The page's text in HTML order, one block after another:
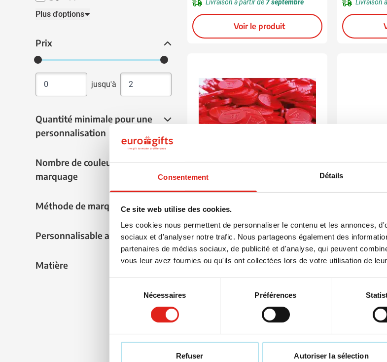
Consentement Détails
Ce site web utilise des cookies.
Les cookies nous permettent de personnaliser le contenu et les annonces,
sociaux et d'analyser notre trafic. Nous partageons également des
partenaires de médias sociaux, de publicité et d'analyse, qui peuvent
vous leur avez fournies ou qu'ils ont collectées lors de votre utilisation de
consentement
Nécessaires Préférences
Refuser Autoriser la sélection
jaune(3)
pourpre(3)
rouge(4)
Plus d'options
Prix
Prix
jusqu'à
Quantité minimale pour une personnalisation
Quantité minimale pour une
personnalisation
Nombre de couleurs de marquage
Nombre de couleurs de
marquage
Méthode de marquage
Méthode de marquage
Personnalisable avec nom
Personnalisable avec nom
Matière
Matière
Livraison à partir de 7 septembre
Voir le produit
Livraison
060031033451001+13
Jetons Easypay 25 mm
à partir de0,02
Marquage à partir de 1000 unités
Livraison à partir de7 septembre
à partir de
Marquage
Livraison